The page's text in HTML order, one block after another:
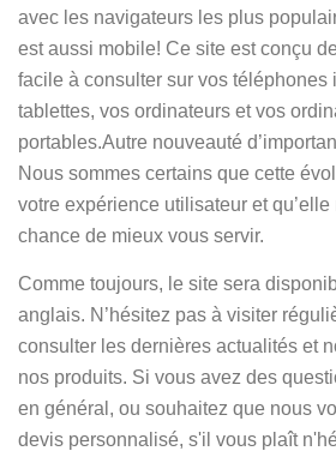
avec les navigateurs les plus
est aussi mobile! Ce site est conçu
facile à consulter sur vos téléphones
tablettes, vos ordinateurs et vos
portables.Autre nouveauté
Nous sommes certains que cette
votre expérience utilisateur et
chance de mieux vous servir.
Comme toujours, le site sera
anglais. N’hésitez pas à visiter
consulter les dernières actualités et
nos produits. Si vous avez des
en général, ou souhaitez que nous
devis personnalisé, s'il vous plaît